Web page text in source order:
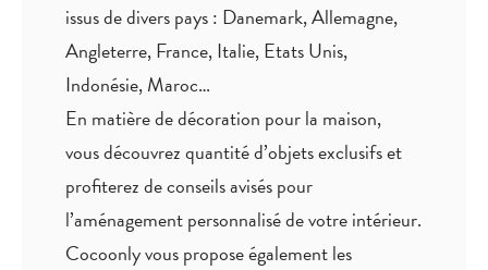
issus de divers pays : Danemark, Allemagne,
Angleterre, France, Italie, Etats Unis,
Indonésie, Maroc…
En matière de décoration pour la maison,
vous découvrez quantitéd’objets exclusifset
profiterez deconseils aviséspour
l’aménagement personnalisé de votre intérieur.
Cocoonly vous propose également les